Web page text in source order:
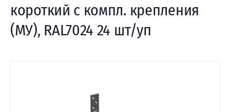
короткий с компл. крепления
(МУ), RAL7024 24 шт/уп